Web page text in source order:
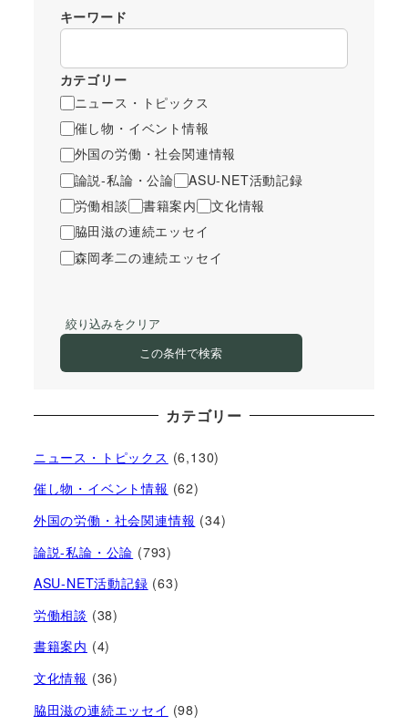
キーワード
カテゴリー
ニュース・トピックス
催し物・イベント情報
外国の労働・社会関連情報
論説-私論・公論
ASU-NET活動記録
労働相談
書籍案内
文化情報
脇田滋の連続エッセイ
森岡孝二の連続エッセイ
絞り込みをクリア
この条件で検索
カテゴリー
ニュース・トピックス (6,130)
催し物・イベント情報 (62)
外国の労働・社会関連情報 (34)
論説-私論・公論 (793)
ASU-NET活動記録 (63)
労働相談 (38)
書籍案内 (4)
文化情報 (36)
脇田滋の連続エッセイ (98)